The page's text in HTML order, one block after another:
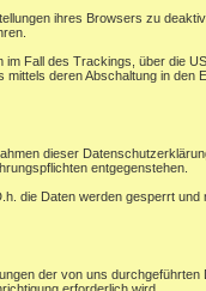
ihres Browsers zu
Fall des Trackings, über die
deren Abschaltung in den
dieser
entgegenstehen.
die Daten werden gesperrt und
der von uns